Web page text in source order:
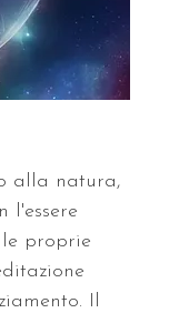
alla natura,
l'essere
proprie
Il